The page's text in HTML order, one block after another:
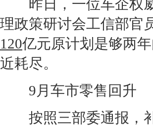
昨日，一位车企权威
理政策研讨会工信部官
120亿元原计划是够两
近耗尽。
9月车市零售回升
按照三部委通报，补